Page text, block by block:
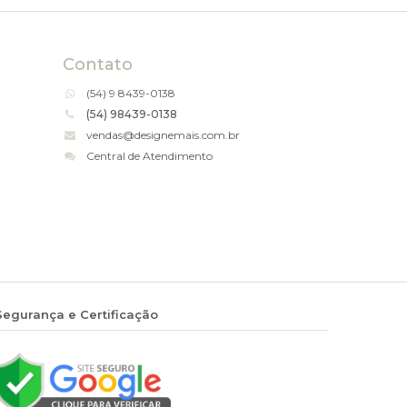
Contato
(54)9 8439-0138
(54) 98439-0138
vendas@designemais.com.br
Central de Atendimento
e Certificação